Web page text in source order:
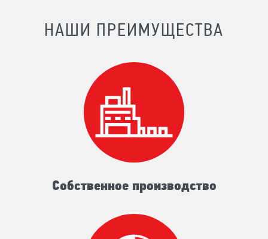
НАШИ ПРЕИМУЩЕСТВА
Собственное производство